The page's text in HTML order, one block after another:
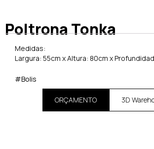
Poltrona Tonka
Medidas:
Largura: 55cm x Altura: 80cm x
#Bolis
ORÇAMENTO 3D